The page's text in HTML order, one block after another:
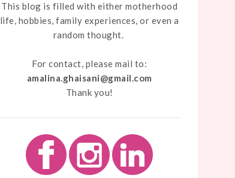
This blog is filled with either motherhood
life, hobbies, family experiences, or even a
random thought.
For contact, please mail to:
amalina.ghaisani@gmail.com
Thank you!